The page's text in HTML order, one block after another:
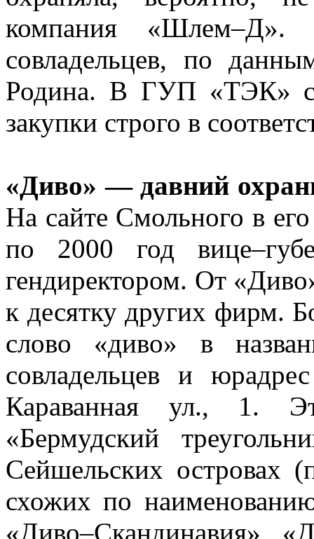
компания
совладельцев, по
Родина. В ГУП «ТЭК»
закупки строго в
«Диво» — давний
На сайте Смольного в
по 2000 год
гендиректором. От
к десятку других фирм.
слово «диво» в
совладельцев и
Караванная ул., 1.
«Бермудский
Сейшельских островах
схожих по
«Диво–Скандинавия»,